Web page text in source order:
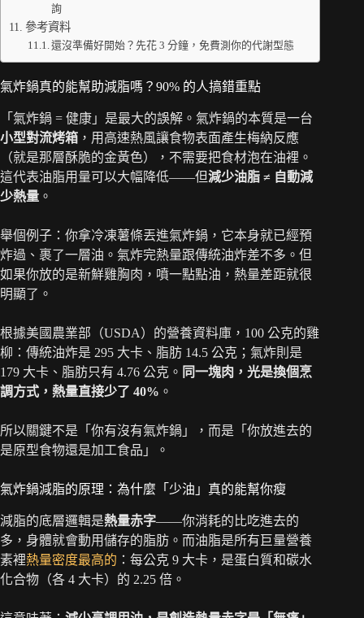
詢
參考資料
還沒準備好開始？先花 3 分鐘，免費測你的代謝型態
氣炸鍋真的能幫助減脂嗎？90% 的人搞錯重點
「氣炸鍋 = 健康」是最大的誤解。氣炸鍋的本質是一台
小型對流烤箱 ，用高速熱風讓食物表面產生梅納反應
（就是那層酥脆的金黃色），不需要把食材泡在油裡。
這代表油脂用量可以大幅降低——但減少油脂 ≠ 自動減
少熱量 。
舉個例子：你拿冷凍薯條丟進氣炸鍋，它本身就已經預
炸過、裹了一層油。氣炸完熱量跟傳統油炸差不多。但
如果你放的是新鮮雞胸肉，噴一點點油，熱量差距就很
明顯了。
根據美國農業部（USDA）的營養資料庫，100 公克的雞
柳：傳統油炸是 295 大卡、脂肪 14.5 公克；氣炸則是
179 大卡、脂肪只有 4.76 公克。 同一塊肉，光是換個烹
調方式，熱量直接少了 40% 。
所以關鍵不是「你有沒有氣炸鍋」，而是「你放進去的
是原型食物還是加工食品」。
氣炸鍋減脂的原理：為什麼「少油」真的能幫你瘦
減脂的底層邏輯是熱量赤字——你消耗的比吃進去的
多，身體就會動用儲存的脂肪。而油脂是所有巨量營養
素裡熱量密度最高的 ：每公克 9 大卡，是蛋白質和碳水
化合物（各 4 大卡）的 2.25 倍。